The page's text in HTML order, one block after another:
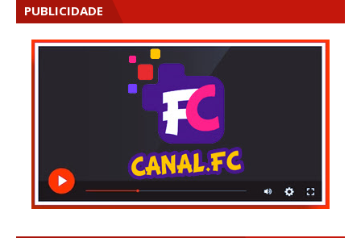
PUBLICIDADE